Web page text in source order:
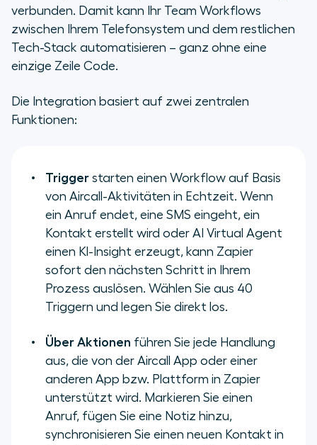
verbunden. Damit kann Ihr Team Workflows
zwischen Ihrem Telefonsystem und dem restlichen
Tech-Stack automatisieren – ganz ohne eine
einzige Zeile Code.
Die Integration basiert auf zwei zentralen
Funktionen:
Trigger starten einen Workflow auf Basis
von Aircall-Aktivitäten in Echtzeit. Wenn
ein Anruf endet, eine SMS eingeht, ein
Kontakt erstellt wird oder AI Virtual Agent
einen KI-Insight erzeugt, kann Zapier
sofort den nächsten Schritt in Ihrem
Prozess auslösen. Wählen Sie aus 40
Triggern und legen Sie direkt los.
Über Aktionen führen Sie jede Handlung
aus, die von der Aircall App oder einer
anderen App bzw. Plattform in Zapier
unterstützt wird. Markieren Sie einen
Anruf, fügen Sie eine Notiz hinzu,
synchronisieren Sie einen neuen Kontakt in